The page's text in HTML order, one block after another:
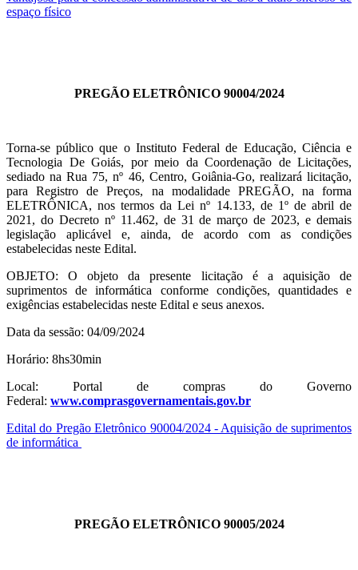
espaço físico
PREGÃO ELETRÔNICO 90004/2024
Torna-se público que o Instituto Federal de Educação, Ciência e
Tecnologia De Goiás, por meio da Coordenação de Licitações,
sediado na Rua 75, nº 46, Centro, Goiânia-Go, realizará licitação,
para Registro de Preços, na modalidade PREGÃO, na forma
ELETRÔNICA, nos termos da Lei nº 14.133, de 1º de abril de
2021, do Decreto nº 11.462, de 31 de março de 2023, e demais
legislação aplicável e, ainda, de acordo com as condições
estabelecidas neste Edital.
OBJETO: O objeto da presente licitação é a aquisição de
suprimentos de informática conforme condições, quantidades e
exigências estabelecidas neste Edital e seus anexos.
Data da sessão: 04/09/2024
Horário: 8hs30min
Local: Portal de compras do Governo
Federal: www.comprasgovernamentais.gov.br
Edital do Pregão Eletrônico 90004/2024 - Aquisição de suprimentos
de informática
PREGÃO ELETRÔNICO 90005/2024